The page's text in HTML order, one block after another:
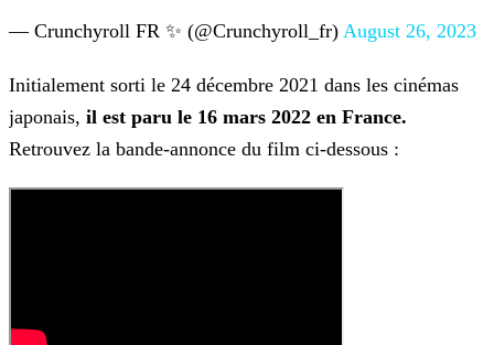
— Crunchyroll FR ✨ (@Crunchyroll_fr) August 26, 2023
Initialement sorti le 24 décembre 2021 dans les cinémas
japonais, il est paru le 16 mars 2022 en France.
Retrouvez la bande-annonce du film ci-dessous :